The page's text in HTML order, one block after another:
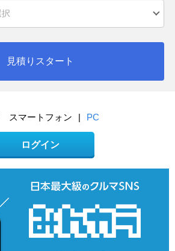
見積りスタート
スマートフォン | PC
ログイン